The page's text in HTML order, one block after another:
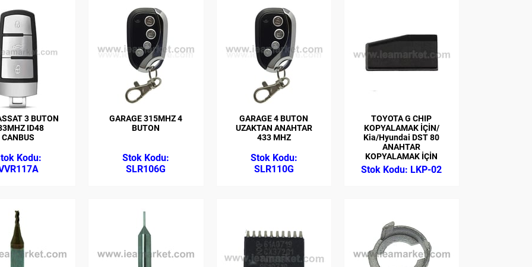
3 BUTON
ID48
CANBUS
GARAGE 315MHZ 4
BUTON
SLR106G
GARAGE 4 BUTON
UZAKTAN ANAHTAR
433 MHZ
SLR110G
TOYOTA G CHIP
KOPYALAMAK İÇİN/
Kia/Hyundai DST 80
ANAHTAR
KOPYALAMAK İÇİN
LKP-02